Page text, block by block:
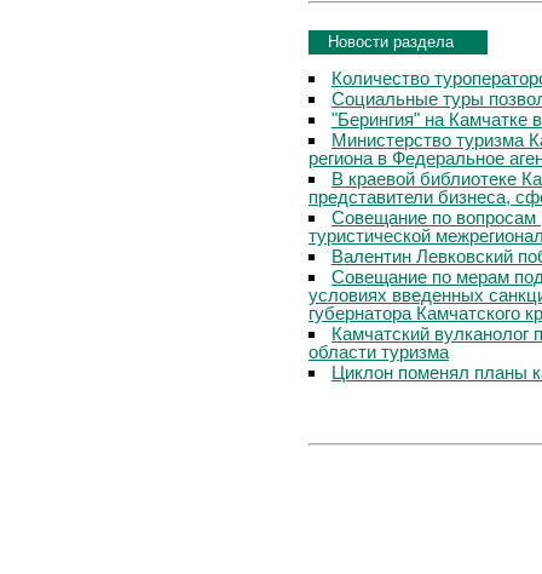
Новости раздела
Количество
Социальные туры
"Берингия" на Камчатке
Министерство туризма
региона в Федеральное
В краевой библиотеке
представители бизнеса,
Совещание по вопросам
туристической
Валентин Левковский
Совещание по мерам
условиях введенных
губернатора Камчатского
Камчатский
области туризма
Циклон поменял планы